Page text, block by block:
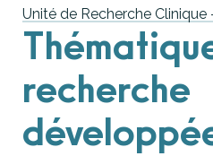
Unité de Recherche
recherche